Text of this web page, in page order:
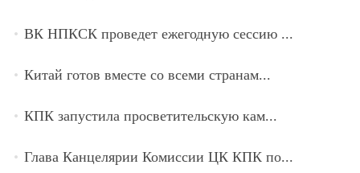
ВК НПКСК проведет ежегодную сессию ...
Китай готов вместе со всеми странам...
КПК запустила просветительскую кам...
Глава Канцелярии Комиссии ЦК КПК по...